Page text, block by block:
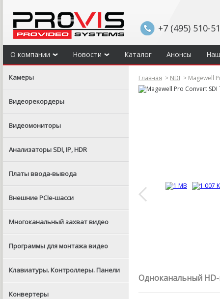
+7 (495) 510-
О компании Новости Каталог Анонсы
Камеры
Видеорекордеры
Видеомониторы
Анализаторы SDI, IP, HDR
Платы ввода-вывода
Внешние PCIe-шасси
Многоканальный захват видео
Программы для монтажа видео
Клавиатуры. Контроллеры. Панели
Конвертеры
Главная > NDI > Magewell
Одноканальный